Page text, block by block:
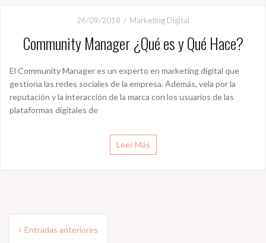
26/09/2018 Marketing Digital
Community Manager ¿Qué es y Qué Hace?
El Community Manager es un experto en marketing digital que
gestiona las redes sociales de la empresa. Además, vela por la
reputación y la interacción de la marca con los usuarios de las
plataformas digitales de
Leer Más
Navegación
Entradas anteriores